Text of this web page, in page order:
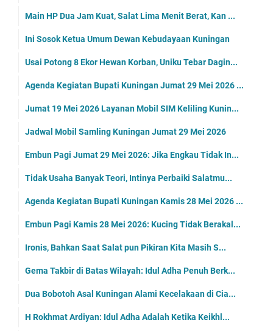
Main HP Dua Jam Kuat, Salat Lima Menit Berat, Kan ...
Ini Sosok Ketua Umum Dewan Kebudayaan Kuningan
Usai Potong 8 Ekor Hewan Korban, Uniku Tebar Dagin...
Agenda Kegiatan Bupati Kuningan Jumat 29 Mei 2026 ...
Jumat 19 Mei 2026 Layanan Mobil SIM Keliling Kunin...
Jadwal Mobil Samling Kuningan Jumat 29 Mei 2026
Embun Pagi Jumat 29 Mei 2026: Jika Engkau Tidak In...
Tidak Usaha Banyak Teori, Intinya Perbaiki Salatmu...
Agenda Kegiatan Bupati Kuningan Kamis 28 Mei 2026 ...
Embun Pagi Kamis 28 Mei 2026: Kucing Tidak Berakal...
Ironis, Bahkan Saat Salat pun Pikiran Kita Masih S...
Gema Takbir di Batas Wilayah: Idul Adha Penuh Berk...
Dua Bobotoh Asal Kuningan Alami Kecelakaan di Cia...
H Rokhmat Ardiyan: Idul Adha Adalah Ketika Keikhl...